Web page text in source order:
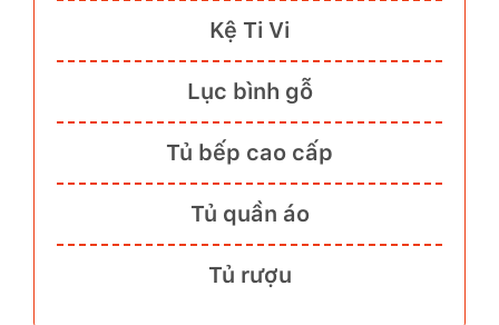
Kệ Ti Vi
Lục bình gỗ
Tủ bếp cao cấp
Tủ quần áo
Tủ rượu